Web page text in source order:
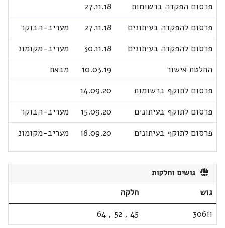
פרסום הפקדה ברשומות
27.11.18
פרסום להפקדה בעיתונים
27.11.18
מעריב-הבוקר
פרסום להפקדה בעיתונים
30.11.18
מעריב-מקומונ
החלטת אישור
10.03.19
מבאת
פרסום לתוקף ברשומות
14.09.20
פרסום לתוקף בעיתונים
15.09.20
מעריב-הבוקר
פרסום לתוקף בעיתונים
18.09.20 מעריב-מקומונ
גושים וחלקות
גוש
חלקה
30611
45
,
52
,
64